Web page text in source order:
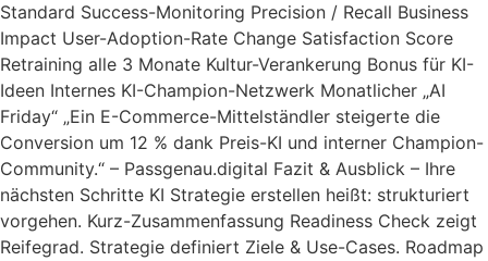
Standard Success-Monitoring Precision / Recall Business
Impact User-Adoption-Rate Change Satisfaction Score
Retraining alle 3 Monate Kultur-Verankerung Bonus für KI-
Ideen Internes KI-Champion-Netzwerk Monatlicher „AI
Friday“ „Ein E-Commerce-Mittelständler steigerte die
Conversion um 12 % dank Preis-KI und interner Champion-
Community.“ – Passgenau.digital Fazit & Ausblick – Ihre
nächsten Schritte KI Strategie erstellen heißt: strukturiert
vorgehen. Kurz-Zusammenfassung Readiness Check zeigt
Reifegrad. Strategie definiert Ziele & Use-Cases. Roadmap